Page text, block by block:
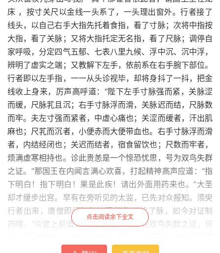
床 ，按寸关尺以金线一头系了，一头理出窗外。行者接了
线头，以自己右手大指先托着食指，看了寸脉；次将中指按
大指，看了关脉；又将大指托定无名指，看了尺脉；调停自
家呼吸，分定四气五郁、七表八里九候、浮中沉、沉中浮，
辨明了虚实之端；又教解下左手，依前系在右手腕下部位。
行者即以左手指，一一从头诊视毕，却将身抖了一抖，把金
线收上身来，厉声高呼道：“陛下左手寸脉强而紧，关脉涩
而缓，尺脉芤且沉；右手寸脉浮而滑，关脉迟而结，尺脉数
而牢。夫左寸强而紧者，中虚心痛也；关涩而缓者，汗出肌
麻也；尺芤而沉者，小便赤而大便带血也。右手寸脉浮而滑
者，内结经闭也；关迟而结者，宿食留饮也；尺数而牢者，
烦满虚寒相持也。诊此贵恙是一个惊恐忧思，号为双鸟失群
之证。”那国王在内闻言满心欢喜，打起精神高声应道：“指
下明白！指下明白！果是此疾！请出外面用药来也。”大圣
却才缓步出宫。早有在旁听见的太监，已先对众报知。须臾
行者出来，唐僧即问如何，行者道：“诊了脉，如今对证制
药哩。”众官上前道：“神僧长老，适才说双鸟失群之证，何
雨惊散，雌不能见雄，雄不能见雌，雌乃想雄，雄亦想雌：
点击阅读余下全文